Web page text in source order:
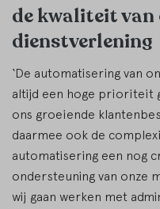
de kwaliteit van
dienstverlening
‘De automatisering van
altijd een hoge prioriteit
ons groeiende
daarmee ook de
automatisering een nog
ondersteuning van onze
wij gaan werken met